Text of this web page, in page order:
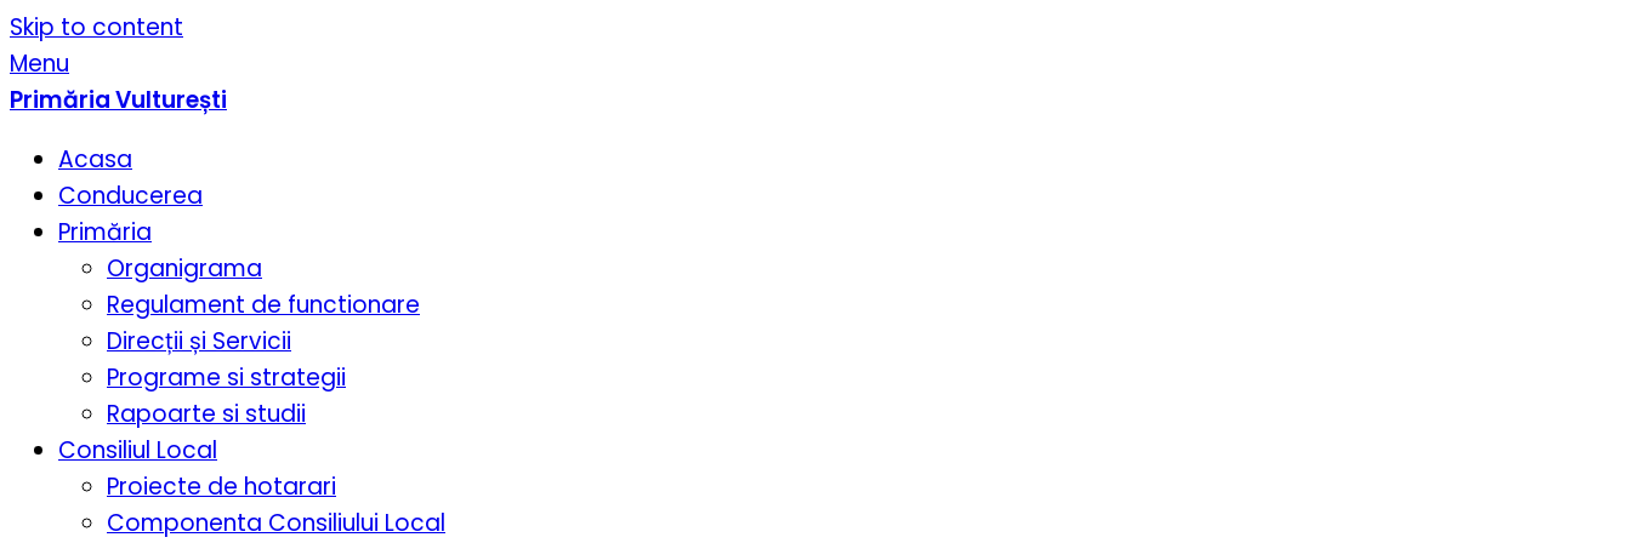
Skip to content
Menu
Primăria Vulturești
Acasa
Conducerea
Primăria
Organigrama
Regulament de functionare
Direcții și Servicii
Programe si strategii
Rapoarte si studii
Consiliul Local
Proiecte de hotarari
Componenta Consiliului Local